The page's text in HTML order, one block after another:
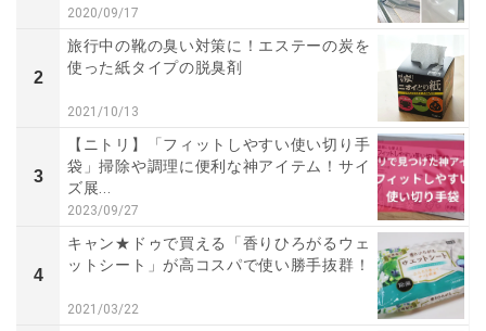
2020/09/17
2
旅行中の靴の臭い対策に！エステーの炭を
使った紙タイプの脱臭剤
2021/10/13
3
【ニトリ】「フィットしやすい使い切り手
袋」掃除や調理に便利な神アイテム！サイ
ズ展...
2023/09/27
4
キャン★ドゥで買える「香りひろがるウェ
ットシート」が高コスパで使い勝手抜群！
2021/03/22